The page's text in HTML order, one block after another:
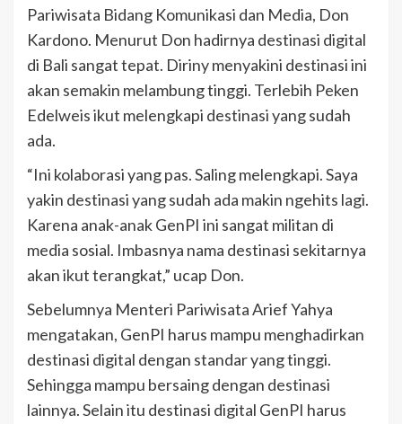
Pariwisata Bidang Komunikasi dan Media, Don
Kardono. Menurut Don hadirnya destinasi digital
di Bali sangat tepat. Diriny menyakini destinasi ini
akan semakin melambung tinggi. Terlebih Peken
Edelweis ikut melengkapi destinasi yang sudah
ada.
“Ini kolaborasi yang pas. Saling melengkapi. Saya
yakin destinasi yang sudah ada makin ngehits lagi.
Karena anak-anak GenPI ini sangat militan di
media sosial. Imbasnya nama destinasi sekitarnya
akan ikut terangkat,” ucap Don.
Sebelumnya Menteri Pariwisata Arief Yahya
mengatakan, GenPI harus mampu menghadirkan
destinasi digital dengan standar yang tinggi.
Sehingga mampu bersaing dengan destinasi
lainnya. Selain itu destinasi digital GenPI harus